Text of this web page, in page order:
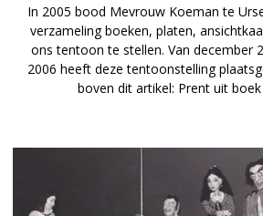
In 2005 bood Mevrouw Koeman te
verzameling boeken, platen,
ons tentoon te stellen. Van december
2006 heeft deze tentoonstelling
boven dit artikel: Prent uit boek